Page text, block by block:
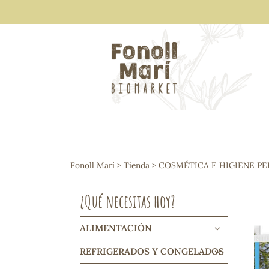
Arroces y legumbres
Frutos secos y snacks
Cereales, mueslis, hinchados y
Galletas y dulces
Vinos y cavas
Condimentos y salsas
Harinas y sémolas
Pasta
Fonoll Marí > Tienda > COSMÉTICA E HIGIENE
¿Qué necesitas hoy?
ALIMENTACIÓN
REFRIGERADOS Y CONGELADOS